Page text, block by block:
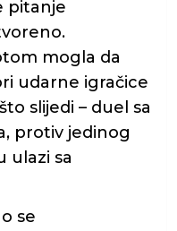
pitanje
mogla da
udarne igračice
slijedi – duel sa
protiv jedinog
ulazi sa
se